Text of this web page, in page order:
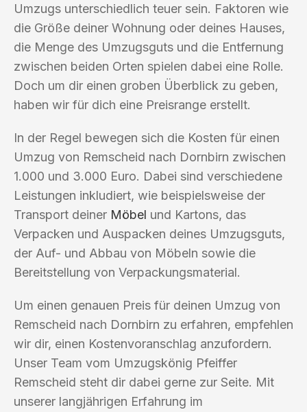
Umzugs unterschiedlich teuer sein. Faktoren wie
die Größe deiner Wohnung oder deines Hauses,
die Menge des Umzugsguts und die Entfernung
zwischen beiden Orten spielen dabei eine Rolle.
Doch um dir einen groben Überblick zu geben,
haben wir für dich eine Preisrange erstellt.
In der Regel bewegen sich die Kosten für einen
Umzug von Remscheid nach Dornbirn zwischen
1.000 und 3.000 Euro. Dabei sind verschiedene
Leistungen inkludiert, wie beispielsweise der
Transport deiner Möbel und Kartons, das
Verpacken und Auspacken deines Umzugsguts,
der Auf- und Abbau von Möbeln sowie die
Bereitstellung von Verpackungsmaterial.
Um einen genauen Preis für deinen Umzug von
Remscheid nach Dornbirn zu erfahren, empfehlen
wir dir, einen Kostenvoranschlag anzufordern.
Unser Team vom Umzugskönig Pfeiffer
Remscheid steht dir dabei gerne zur Seite. Mit
unserer langjährigen Erfahrung im